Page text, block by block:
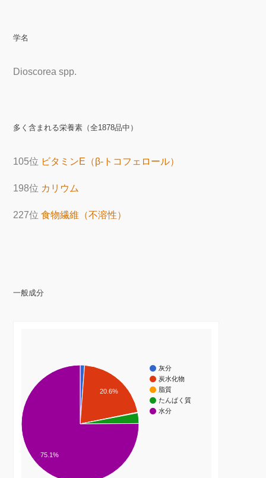
学名
Dioscorea spp.
多く含まれる栄養素（全1878品中）
105位 ビタミンE（β-トコフェロール）
198位 カリウム
227位食物繊維（不溶性）
一般成分
灰分
炭水化物
脂質
たんぱく質
水分
20.6%
75.1%